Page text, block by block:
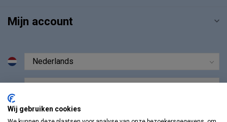
Mijn account
Wij gebruiken cookies